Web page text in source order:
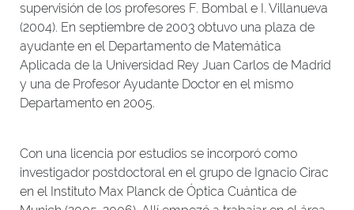
supervisión de los profesores F. Bombal e I. Villanueva
(2004). En septiembre de 2003 obtuvo una plaza de
ayudante en el Departamento de Matemática
Aplicada de la Universidad Rey Juan Carlos de Madrid
y una de Profesor Ayudante Doctor en el mismo
Departamento en 2005.
Con una licencia por estudios se incorporó como
investigador postdoctoral en el grupo de Ignacio Cirac
en el Instituto Max Planck de Óptica Cuántica de